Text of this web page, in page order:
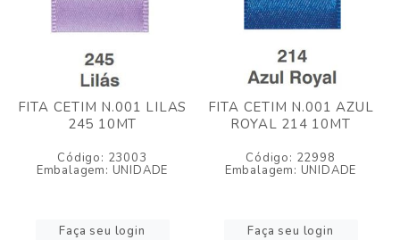
FITA CETIM N.001 LILAS
245 10MT
Código: 23003
Embalagem: UNIDADE
Faça seu login
FITA CETIM N.001 AZUL
ROYAL 214 10MT
Código: 22998
Embalagem: UNIDADE
Faça seu login